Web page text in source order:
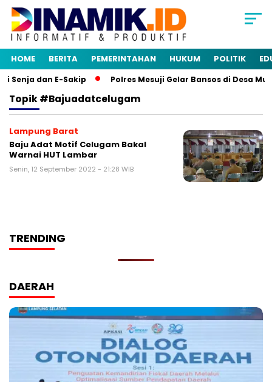
HOME BERITA PEMERINTAHAN HUKUM POLITIK
Senja dan E-Sakip Polres Mesuji Gelar Bansos di Desa
Topik#bajuadatcelugam
Lampung Barat
Baju Adat Motif Celugam Bakal
Warnai HUT Lambar
Senin, 12 September 2022 - 21:28 WIB
TRENDING
DAERAH